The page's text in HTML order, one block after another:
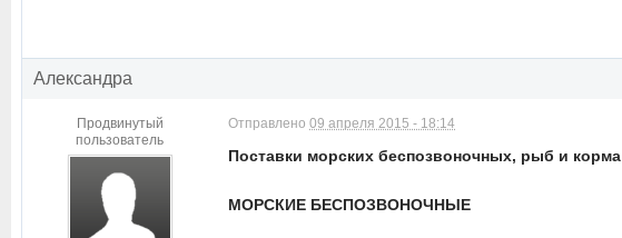
Александра
Продвинутый
пользователь
Отправлено 09 апреля 2015 - 18:14
Поставки морских беспозвоночных, рыб и корма
МОРСКИЕ БЕСПОЗВОНОЧНЫЕ